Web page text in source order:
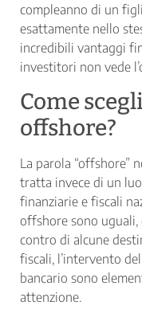
compleanno di un
esattamente nello
incredibili vantaggi
investitori non vede
Come
offshore?
La parola “offshore”
tratta invece di un
finanziarie e fiscali
offshore sono
contro di alcune
fiscali, l’intervento
bancario sono
attenzione.